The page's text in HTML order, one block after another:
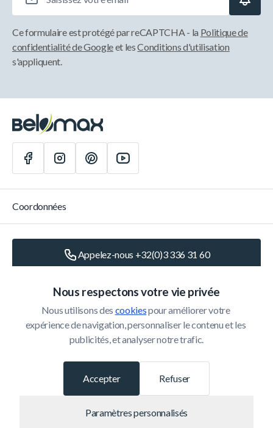
Nous respectons votre vie privée
Nous utilisons des cookies pour améliorer votre
expérience de navigation, personnaliser le contenu et les
publicités, et analyser notre trafic.
Refuser
Paramètres personnalisés
Accepter
Ce formulaire est protégé par reCAPTCHA - la Politique de
confidentialité de Googleet lesConditions d'utilisation
s'appliquent.
Coordonnées
Appelez-nous +32(0)3 336 31 60
Écrivez-nous info@belomax.com
Routebeschrijving naar de Belomax